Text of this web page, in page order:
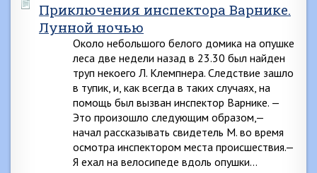
Приключения инспектора Варнике.
Лунной ночью
Около небольшого белого домика на опушке
леса две недели назад в 23.30 был найден
труп некоего Л. Клемпнера. Следствие зашло
в тупик, и, как всегда в таких случаях, на
помощь был вызван инспектор Варнике. —
Это произошло следующим образом,—
начал рассказывать свидетель М. во время
осмотра инспектором места происшествия.—
Я ехал на велосипеде вдоль опушки…